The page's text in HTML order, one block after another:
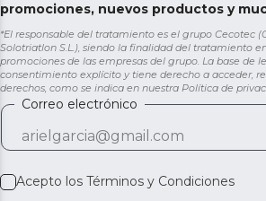
promociones, nuevos productos y
*El responsable del tratamiento es el grupo Cecotec
Solotriatlon S.L.), siendo la finalidad del tratamiento
promociones de las empresas del grupo. La base de
consentimiento explícito y tiene derecho a acceder,
derechos, como se indica en nuestra Política de
Correo electrónico
Acepto los Términos y Condiciones